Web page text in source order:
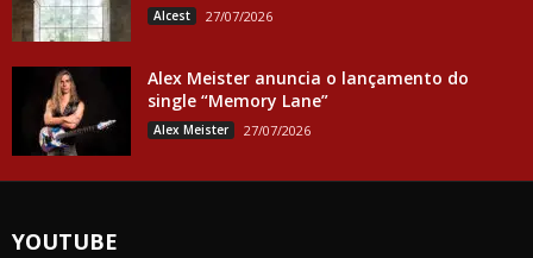
Alcest 27/07/2026
Alex Meister anuncia o lançamento do
single “Memory Lane”
Alex Meister 27/07/2026
YOUTUBE